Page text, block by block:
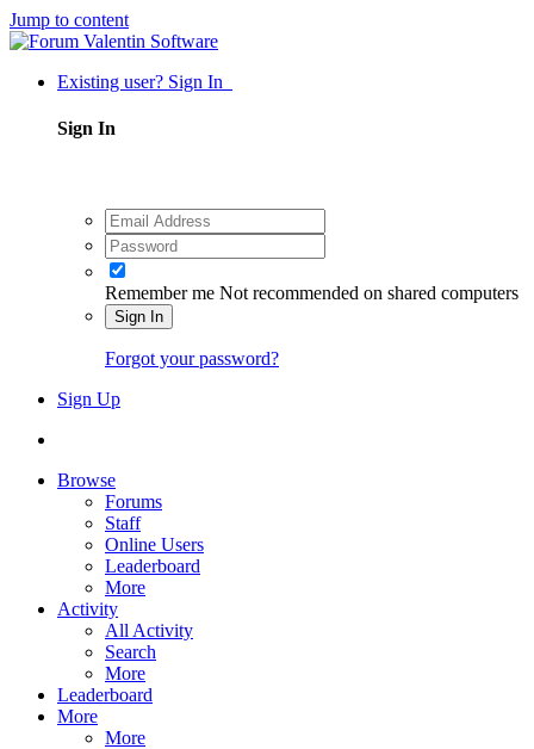
Jump to content
Existing user? Sign In
Sign In
Remember me Not recommended on shared computers
Sign In
Forgot your password?
Sign Up
Browse
Forums
Staff
Online Users
Leaderboard
More
Activity
All Activity
Search
More
Leaderboard
More
More